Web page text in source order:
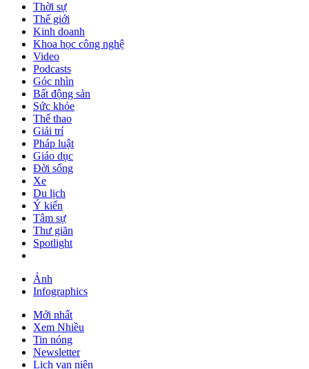
Thời sự
Thế giới
Kinh doanh
Khoa học công nghệ
Video
Podcasts
Góc nhìn
Bất động sản
Sức khỏe
Thể thao
Giải trí
Pháp luật
Giáo dục
Đời sống
Xe
Du lịch
Ý kiến
Tâm sự
Thư giãn
Spotlight
Ảnh
Infographics
Mới nhất
Xem Nhiều
Tin nóng
Newsletter
Lịch vạn niên